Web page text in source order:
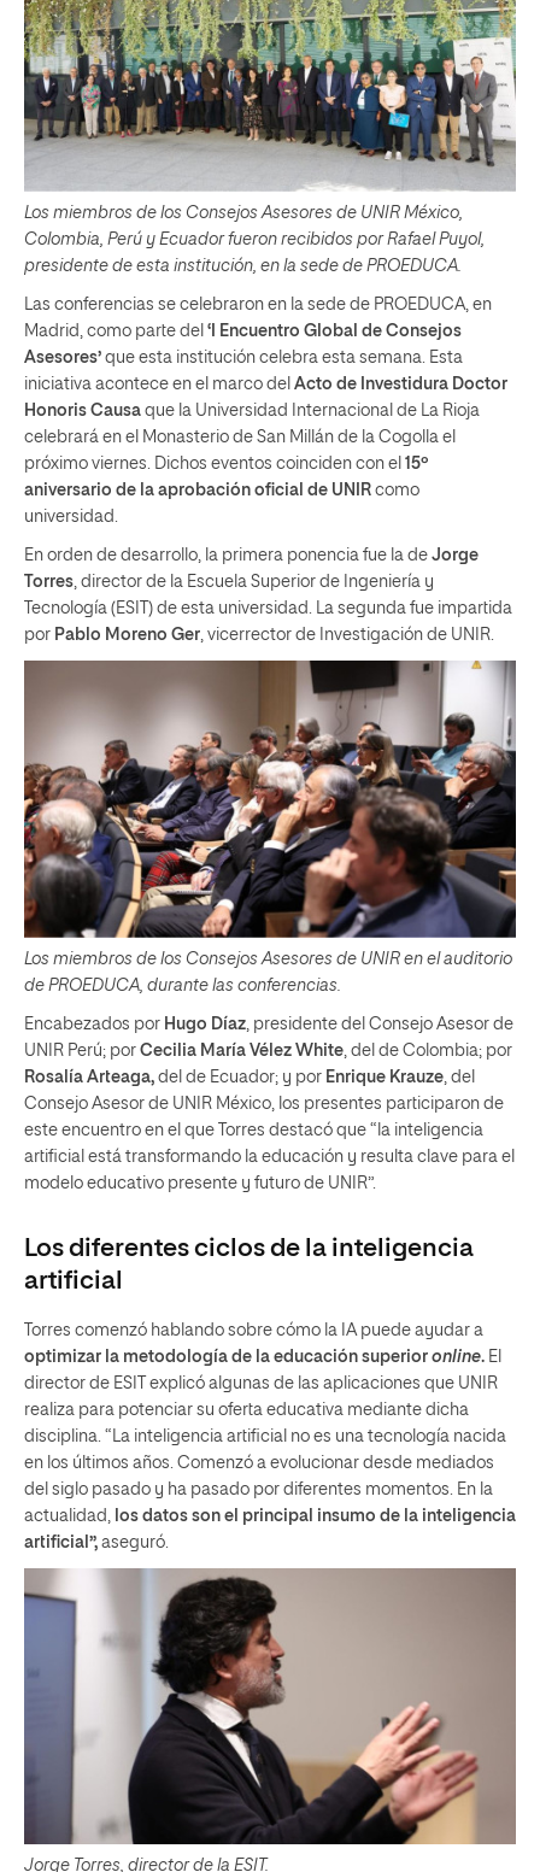
Los miembros de los Consejos Asesores de UNIR México,
Colombia, Perú y Ecuador fueron recibidos por Rafael Puyol,
presidente de esta institución, en la sede de PROEDUCA.
Las conferencias se celebraron en la sede de PROEDUCA, en
Madrid, como parte del ‘I Encuentro Global de Consejos
Asesores’ que esta institución celebra esta semana. Esta
iniciativa acontece en el marco del Acto de Investidura Doctor
Honoris Causa que la Universidad Internacional de La Rioja
celebrará en el Monasterio de San Millán de la Cogolla el
próximo viernes. Dichos eventos coinciden con el 15º
aniversario de la aprobación oficial de UNIR como
universidad.
En orden de desarrollo, la primera ponencia fue la de Jorge
Torres, director de la Escuela Superior de Ingeniería y
Tecnología (ESIT) de esta universidad. La segunda fue impartida
por Pablo Moreno Ger, vicerrector de Investigación de UNIR.
Los miembros de los Consejos Asesores de UNIR en el auditorio
de PROEDUCA, durante las conferencias.
Encabezados por Hugo Díaz , presidente del Consejo Asesor de
UNIR Perú; por Cecilia María Vélez White , del de Colombia; por
Rosalía Arteaga, del de Ecuador; y por Enrique Krauze , del
Consejo Asesor de UNIR México, los presentes participaron de
este encuentro en el que Torres destacó que “la inteligencia
artificial está transformando la educación y resulta clave para el
modelo educativo presente y futuro de UNIR”.
Los diferentes ciclos de la inteligencia
artificial
Torres comenzó hablando sobre cómo la IA puede ayudar a
optimizar la metodología de la educación superior online. El
director de ESIT explicó algunas de las aplicaciones que UNIR
realiza para potenciar su oferta educativa mediante dicha
disciplina. “La inteligencia artificial no es una tecnología nacida
en los últimos años. Comenzó a evolucionar desde mediados
del siglo pasado y ha pasado por diferentes momentos. En la
actualidad,
los datos son el principal insumo de la inteligencia
artificial”, aseguró.
Jorge Torres, director de la ESIT.